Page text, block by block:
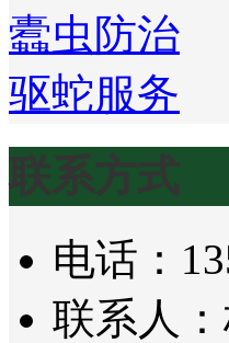
蠹虫防治
驱蛇服务
联系方式
电话：
联系人